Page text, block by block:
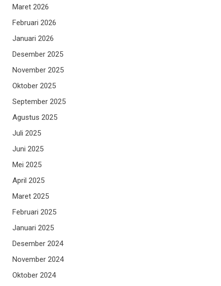
Maret 2026
Februari 2026
Januari 2026
Desember 2025
November 2025
Oktober 2025
September 2025
Agustus 2025
Juli 2025
Juni 2025
Mei 2025
April 2025
Maret 2025
Februari 2025
Januari 2025
Desember 2024
November 2024
Oktober 2024